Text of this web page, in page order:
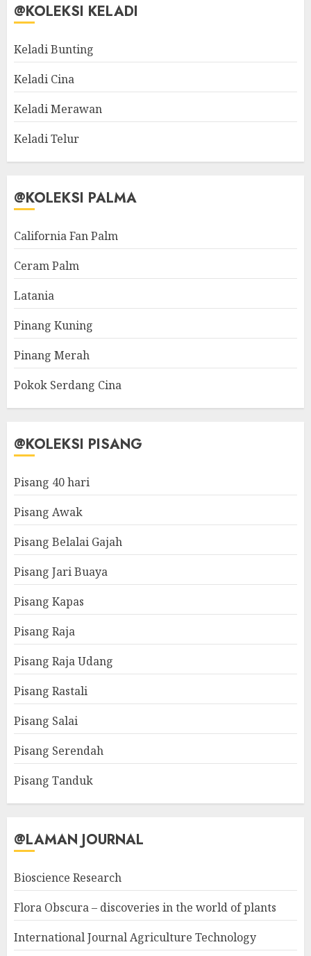
@KOLEKSI KELADI
Keladi Bunting
Keladi Cina
Keladi Merawan
Keladi Telur
@KOLEKSI PALMA
California Fan Palm
Ceram Palm
Latania
Pinang Kuning
Pinang Merah
Pokok Serdang Cina
@KOLEKSI PISANG
Pisang 40 hari
Pisang Awak
Pisang Belalai Gajah
Pisang Jari Buaya
Pisang Kapas
Pisang Raja
Pisang Raja Udang
Pisang Rastali
Pisang Salai
Pisang Serendah
Pisang Tanduk
@LAMAN JOURNAL
Bioscience Research
Flora Obscura – discoveries in the world of plants
International Journal Agriculture Technology